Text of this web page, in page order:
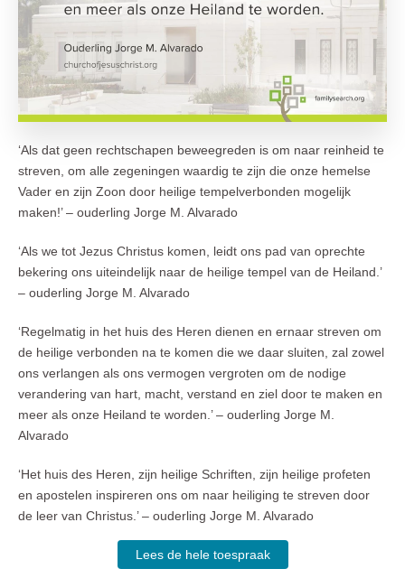
‘Als dat geen rechtschapen beweegreden is om naar reinheid te
streven, om alle zegeningen waardig te zijn die onze hemelse
Vader en zijn Zoon door heilige tempelverbonden mogelijk
maken!’ – ouderling Jorge M. Alvarado
‘Als we tot Jezus Christus komen, leidt ons pad van oprechte
bekering ons uiteindelijk naar de heilige tempel van de Heiland.’
– ouderling Jorge M. Alvarado
‘Regelmatig in het huis des Heren dienen en ernaar streven om
de heilige verbonden na te komen die we daar sluiten, zal zowel
ons verlangen als ons vermogen vergroten om de nodige
verandering van hart, macht, verstand en ziel door te maken en
meer als onze Heiland te worden.’ – ouderling Jorge M.
Alvarado
‘Het huis des Heren, zijn heilige Schriften, zijn heilige profeten
en apostelen inspireren ons om naar heiliging te streven door
de leer van Christus.’ – ouderling Jorge M. Alvarado
Lees de hele toespraak